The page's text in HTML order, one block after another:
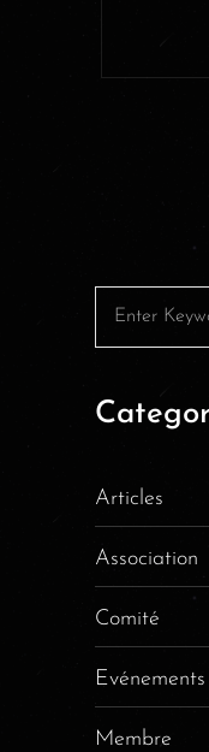
Articles
Association
Comité
Evénements
Membre